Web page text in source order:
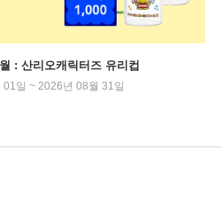
: 산리오캐릭터즈 유리컵
일 ~ 2026년 08월 31일